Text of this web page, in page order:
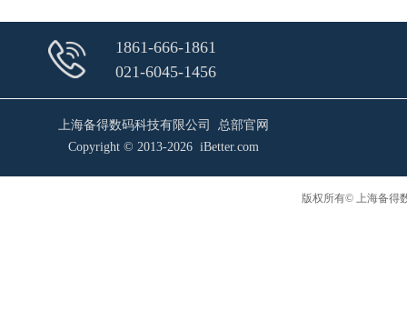
上海备得数码科技有限公司 总部官网
Copyright © 2013-2026 iBetter.com
1861-666-1861
021-6045-1456
版权所有© 上海备得